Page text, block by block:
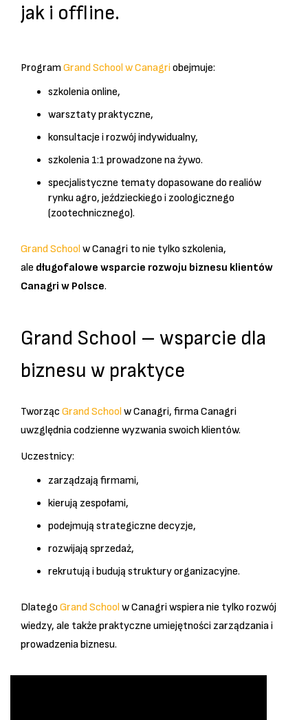
jak i offline.
Program Grand School w Canagri obejmuje:
szkolenia online,
warsztaty praktyczne,
konsultacje i rozwój indywidualny,
szkolenia 1:1 prowadzone na żywo.
specjalistyczne tematy dopasowane do realiów
rynku agro, jeździeckiego i zoologicznego
(zootechnicznego).
Grand School w Canagri to nie tylko szkolenia,
ale długofalowe wsparcie rozwoju biznesu klientów
Canagri w Polsce.
Grand School – wsparcie dla
biznesu w praktyce
Tworząc Grand School w Canagri, firmaCanagri
uwzględnia codzienne wyzwania swoich klientów.
Uczestnicy:
zarządzają firmami,
kierują zespołami,
podejmują strategiczne decyzje,
rozwijają sprzedaż,
rekrutują i budują struktury organizacyjne.
Dlatego Grand School w Canagri wspiera nie tylko rozwój
wiedzy, ale także praktyczne umiejętności zarządzania i
prowadzenia biznesu.